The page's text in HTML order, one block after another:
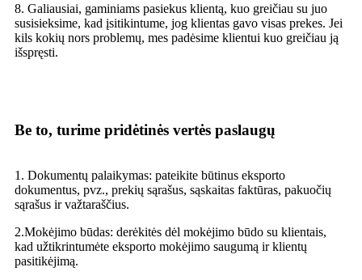
8. Galiausiai, gaminiams pasiekus klientą, kuo greičiau su juo
susisieksime, kad įsitikintume, jog klientas gavo visas prekes. Jei
kils kokių nors problemų, mes padėsime klientui kuo greičiau ją
išspręsti.
Be to, turime pridėtinės vertės paslaugų
1. Dokumentų palaikymas: pateikite būtinus eksporto
dokumentus, pvz., prekių sąrašus, sąskaitas faktūras, pakuočių
sąrašus ir važtaraščius.
2.Mokėjimo būdas: derėkitės dėl mokėjimo būdo su klientais,
kad užtikrintumėte eksporto mokėjimo saugumą ir klientų
pasitikėjimą.